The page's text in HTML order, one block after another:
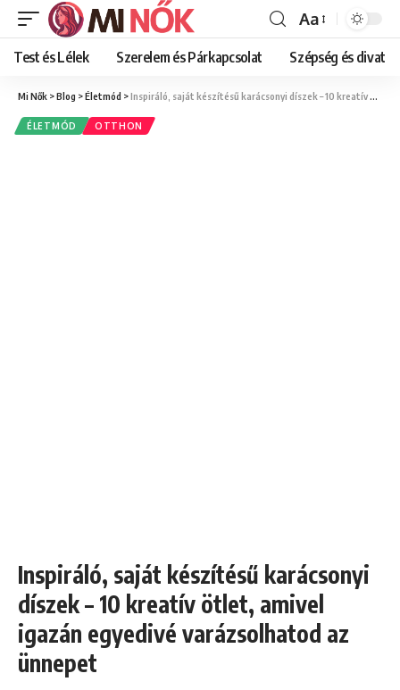
Font
Resizer
Aa
Test és Lélek Szerelem és Párkapcsolat Szépség és divat
Mi Nők >Blog >Életmód >Inspiráló, saját készítésű karácsonyi díszek – 10 kreatív ötlet, amivel igazán egyedivé varázsolhatod az ünnepet
ÉLETMÓD OTTHON
Inspiráló, saját készítésű karácsonyi
díszek – 10 kreatív ötlet, amivel
igazán egyedivé varázsolhatod az
ünnepet